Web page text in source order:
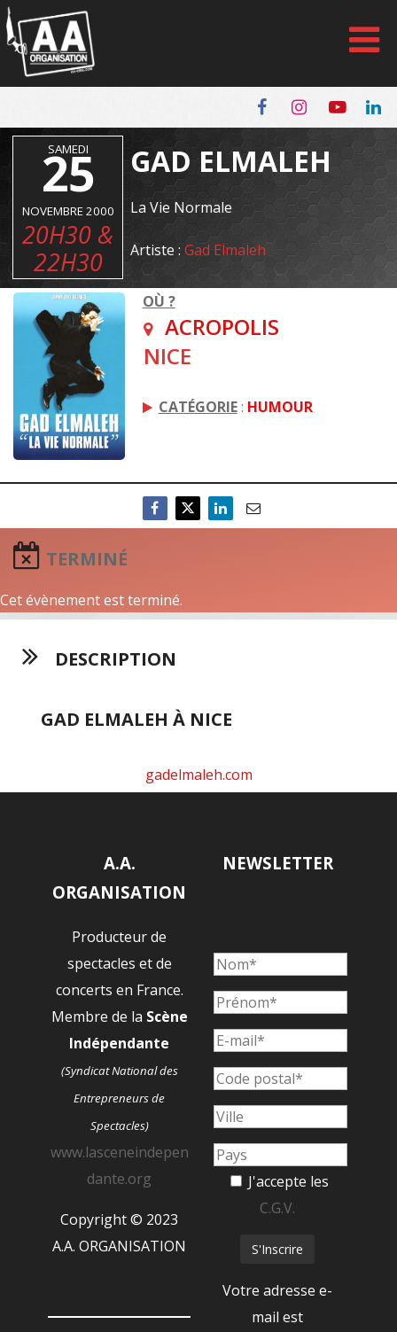
Panneau de gestion des cookies
SAMEDI
25
NOVEMBRE 2000
20H30 &
22H30
GAD ELMALEH
La Vie Normale
Artiste :Gad Elmaleh
OÙ ?
ACROPOLIS
NICE
CATÉGORIE: HUMOUR
TERMINÉ
Cet évènement est terminé.
DESCRIPTION
GAD ELMALEH À NICE
gadelmaleh.com
A.A.
ORGANISATION
Producteur de
spectacles et de
concerts en France.
Membre de la Scène
Indépendante
(Syndicat National des
Entrepreneurs de
Spectacles)
www.lasceneindepen
dante.org
Copyright © 2023
A.A. ORGANISATION
NEWSLETTER
J'accepte les
C.G.V.
Votre adresse e-
mail est